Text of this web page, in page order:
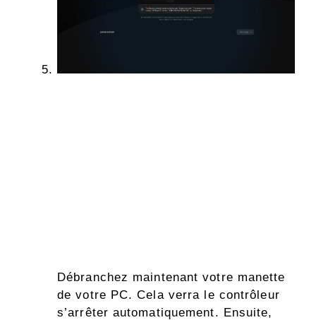
Débranchez maintenant votre manette
de votre PC. Cela verra le contrôleur
s’arrêter automatiquement. Ensuite,